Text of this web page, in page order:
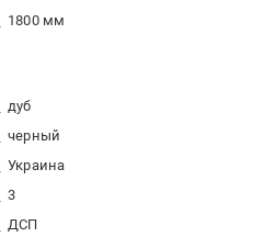
1800 мм
дуб
черный
Украина
3
ДСП